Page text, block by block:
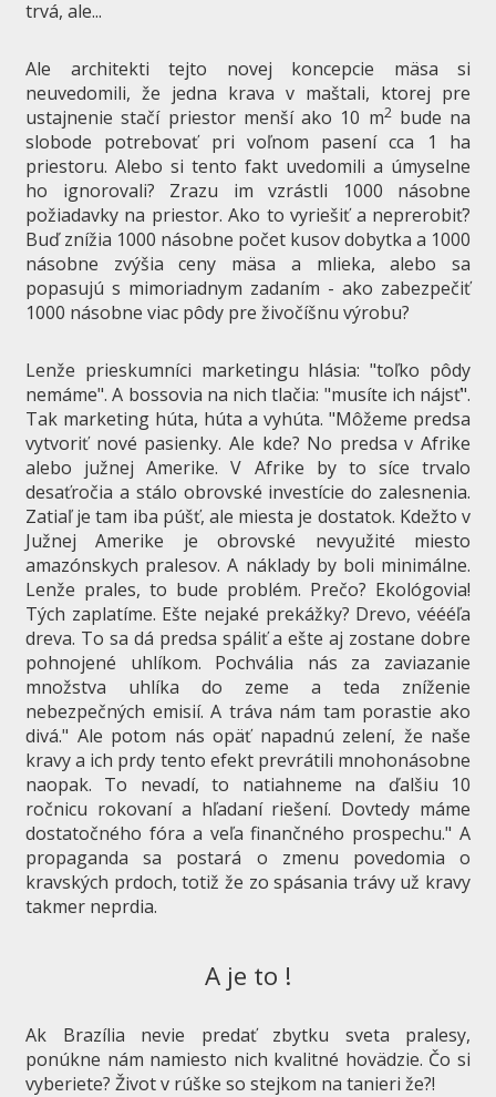
trvá, ale...
Ale architekti tejto novej koncepcie mäsa si
neuvedomili, že jedna krava v maštali, ktorej pre
ustajnenie stačí priestor menší ako 10 m2bude na
slobode potrebovať pri voľnom pasení cca 1 ha
priestoru. Alebo si tento fakt uvedomili a úmyselne
ho ignorovali? Zrazu im vzrástli 1000 násobne
požiadavky na priestor. Ako to vyriešiť a neprerobiť?
Buď znížia 1000 násobne počet kusov dobytka a 1000
násobne zvýšia ceny mäsa a mlieka, alebo sa
popasujú s mimoriadnym zadaním - ako zabezpečiť
1000 násobne viac pôdy pre živočíšnu výrobu?
Lenže prieskumníci marketingu hlásia: "toľko pôdy
nemáme". A bossovia na nich tlačia: "musíte ich nájsť".
Tak marketing húta, húta a vyhúta. "Môžeme predsa
vytvoriť nové pasienky. Ale kde? No predsa v Afrike
alebo južnej Amerike. V Afrike by to síce trvalo
desaťročia a stálo obrovské investície do zalesnenia.
Zatiaľ je tam iba púšť, ale miesta je dostatok. Kdežto v
Južnej Amerike je obrovské nevyužité miesto
amazónskych pralesov. A náklady by boli minimálne.
Lenže prales, to bude problém. Prečo? Ekológovia!
Tých zaplatíme. Ešte nejaké prekážky? Drevo, véééľa
dreva. To sa dá predsa spáliť a ešte aj zostane dobre
pohnojené uhlíkom. Pochvália nás za zaviazanie
množstva uhlíka do zeme a teda zníženie
nebezpečných emisií. A tráva nám tam porastie ako
divá." Ale potom nás opäť napadnú zelení, že naše
kravy a ich prdy tento efekt prevrátili mnohonásobne
naopak. To nevadí, to natiahneme na ďalšiu 10
ročnicu rokovaní a hľadaní riešení. Dovtedy máme
dostatočného fóra a veľa finančného prospechu." A
propaganda sa postará o zmenu povedomia o
kravských prdoch, totiž že zo spásania trávy už kravy
takmer neprdia.
A je to !
Ak Brazília nevie predať zbytku sveta pralesy,
ponúkne nám namiesto nich kvalitné hovädzie. Čo si
vyberiete? Život v rúške so stejkom na tanieri že?!